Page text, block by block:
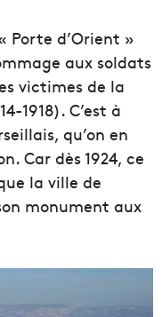
Porte d’Orient »
aux soldats
victimes de la
1918). C’est à
qu’on en
Car dès 1924, ce
la ville de
monument aux